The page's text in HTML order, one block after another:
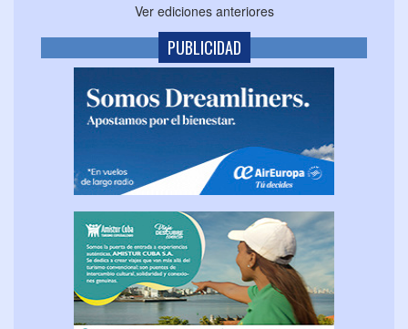
Ver ediciones anteriores
PUBLICIDAD